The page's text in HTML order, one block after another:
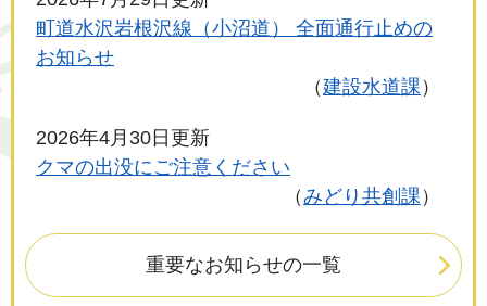
町道水沢岩根沢線（小沼道） 全面通行止めの
お知らせ
建設水道課
2026年4月30日更新
クマの出没にご注意ください
みどり共創課
重要なお知らせの一覧